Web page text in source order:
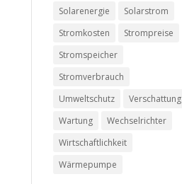
Solarenergie
Solarstrom
Stromkosten
Strompreise
Stromspeicher
Stromverbrauch
Umweltschutz
Verschattung
Wartung
Wechselrichter
Wirtschaftlichkeit
Wärmepumpe